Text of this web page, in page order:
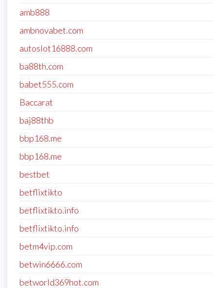
amb888
ambnovabet.com
autoslot16888.com
ba88th.com
babet555.com
Baccarat
baj88thb
bbp168.me
bbp168.me
bestbet
betflixtikto
betflixtikto.info
betflixtikto.info
betm4vip.com
betwin6666.com
betworld369hot.com